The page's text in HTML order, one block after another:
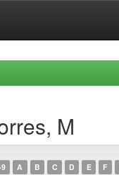
M
A B C D E F